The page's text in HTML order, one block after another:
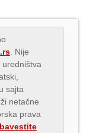
. Nije
sajta
netačne
prava